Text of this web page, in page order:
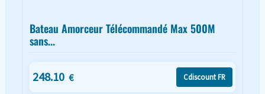
Bateau Amorceur Télécommandé Max 500M
sans...
248.10 € Cdiscount FR